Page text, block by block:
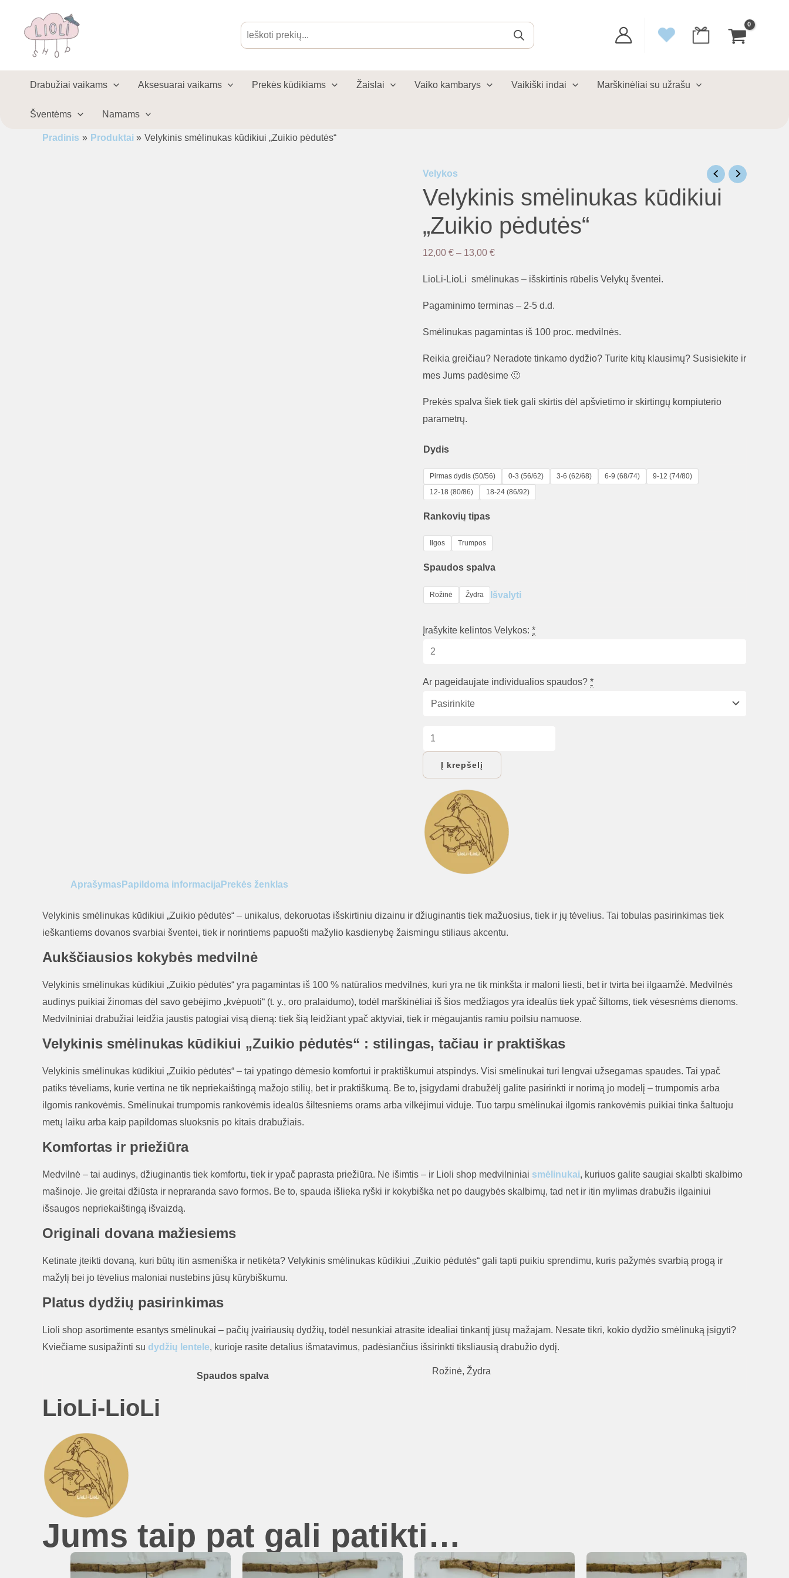
Products
search
Drabužiai vaikams Aksesuarai vaikams Prekės kūdikiams Žaislai Vaiko kambarys Vaikiški indai Marškinėliai su užrašu
Šventėms Namams
Pradinis Produktai Velykinis smėlinukas kūdikiui „Zuikio pėdutės“
Velykos
Velykinis smėlinukas kūdikiui
„Zuikio pėdutės“
12,00 € – 13,00 €Price
through
LioLi-LioLi smėlinukas – išskirtinis rūbelis Velykų šventei.
Pagaminimo terminas – 2-5 d.d.
Smėlinukas pagamintas iš 100 proc. medvilnės.
Reikia greičiau? Neradote tinkamo dydžio? Turite kitų klausimų? Susisiekite ir
mes Jums padėsime 🙂
Prekės spalva šiek tiek gali skirtis dėl apšvietimo ir skirtingų kompiuterio
parametrų.
Dydis
Pirmas dydis (50/56) 0-3 (56/62) 3-6 (62/68) 6-9 (68/74)
9-12 (74/80)
12-18 (80/86)
18-24 (86/92)
Rankovių tipas
Ilgos Trumpos
Spaudos spalva
Rožinė Žydra Išvalyti
Įrašykite kelintos Velykos: *
Ar pageidaujate individualios spaudos? *
produkto
kiekis:
Velykinis
kūdikiui
„Zuikio
pėdutės“
Į krepšelį
Aprašymas Papildoma informacijaPrekės ženklas
Velykinis smėlinukas kūdikiui „Zuikio pėdutės“ – unikalus, dekoruotas išskirtiniu dizainu ir džiuginantis tiek mažuosius, tiek ir jų tėvelius. Tai tobulas pasirinkimas tiek
ieškantiems dovanos svarbiai šventei, tiek ir norintiems papuošti mažylio kasdienybę žaismingu stiliaus akcentu.
Aukščiausios kokybės medvilnė
Velykinis smėlinukas kūdikiui „Zuikio pėdutės“ yra pagamintas iš 100 % natūralios medvilnės, kuri yra ne tik minkšta ir maloni liesti, bet ir tvirta bei ilgaamžė. Medvilnės
audinys puikiai žinomas dėl savo gebėjimo „kvėpuoti“ (t. y., oro pralaidumo), todėl marškinėliai iš šios medžiagos yra idealūs tiek ypač šiltoms, tiek vėsesnėms dienoms.
Medvilniniai drabužiai leidžia jaustis patogiai visą dieną: tiek šią leidžiant ypač aktyviai, tiek ir mėgaujantis ramiu poilsiu namuose.
Velykinis smėlinukas kūdikiui „Zuikio pėdutės“ : stilingas, tačiau ir praktiškas
Velykinis smėlinukas kūdikiui „Zuikio pėdutės“ – tai ypatingo dėmesio komfortui ir praktiškumui atspindys. Visi smėlinukai turi lengvai užsegamas spaudes. Tai ypač
patiks tėveliams, kurie vertina ne tik nepriekaištingą mažojo stilių, bet ir praktiškumą. Be to, įsigydami drabužėlį galite pasirinkti ir norimą jo modelį – trumpomis arba
ilgomis rankovėmis. Smėlinukai trumpomis rankovėmis idealūs šiltesniems orams arba vilkėjimui viduje. Tuo tarpu smėlinukai ilgomis rankovėmis puikiai tinka šaltuoju
metų laiku arba kaip papildomas sluoksnis po kitais drabužiais.
Komfortas ir priežiūra
Medvilnė – tai audinys, džiuginantis tiek komfortu, tiek ir ypač paprasta priežiūra. Ne išimtis – ir Lioli shop medvilniniai smėlinukai, kuriuos galite saugiai skalbti skalbimo
mašinoje. Jie greitai džiūsta ir nepraranda savo formos. Be to, spauda išlieka ryški ir kokybiška net po daugybės skalbimų, tad net ir itin mylimas drabužis ilgainiui
išsaugos nepriekaištingą išvaizdą.
Originali dovana mažiesiems
Ketinate įteikti dovaną, kuri būtų itin asmeniška ir netikėta? Velykinis smėlinukas kūdikiui „Zuikio pėdutės“ gali tapti puikiu sprendimu, kuris pažymės svarbią progą ir
mažylį bei jo tėvelius maloniai nustebins jūsų kūrybiškumu.
Platus dydžių pasirinkimas
Lioli shop asortimente esantys smėlinukai – pačių įvairiausių dydžių, todėl nesunkiai atrasite idealiai tinkantį jūsų mažajam. Nesate tikri, kokio dydžio smėlinuką įsigyti?
Kviečiame susipažinti su dydžių lentele, kurioje rasite detalius išmatavimus, padėsiančius išsirinkti tiksliausią drabužio dydį.
Spaudos spalva Rožinė, Žydra
LioLi-LioLi
Jums taip pat gali patikti…